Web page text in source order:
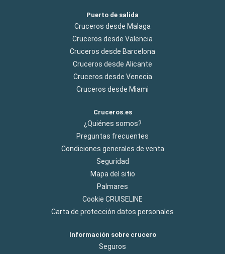
Puerto de salida
Cruceros desde Malaga
Cruceros desde Valencia
Cruceros desde Barcelona
Cruceros desde Alicante
Cruceros desde Venecia
Cruceros desde Miami
Cruceros.es
¿Quiénes somos?
Preguntas frecuentes
Condiciones generales de venta
Seguridad
Mapa del sitio
Palmares
Cookie CRUISELINE
Carta de protección datos personales
Información sobre crucero
Seguros